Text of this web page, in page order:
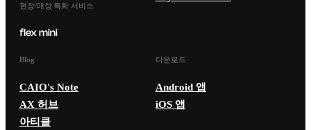
현장/매장 특화 서비스
Blog
CAIO's Note
AX 허브
아티클
다운로드
Android 앱
iOS 앱